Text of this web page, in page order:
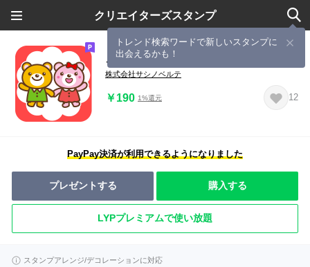
クリエイターズスタンプ
トレンド検索ワードで新しいスタンプに
出会えるかも！
こどもサークル
株式会社サシノベルテ
￥190 1%還元 12
PayPay決済が利用できるようになりました
プレゼントする 購入する
LYPプレミアムで使い放題
スタンプアレンジ/デコレーションに対応